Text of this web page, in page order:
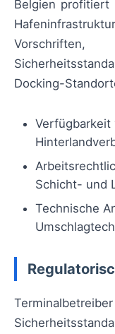
Belgien profitiert
Docking-
Schicht- und
Technische